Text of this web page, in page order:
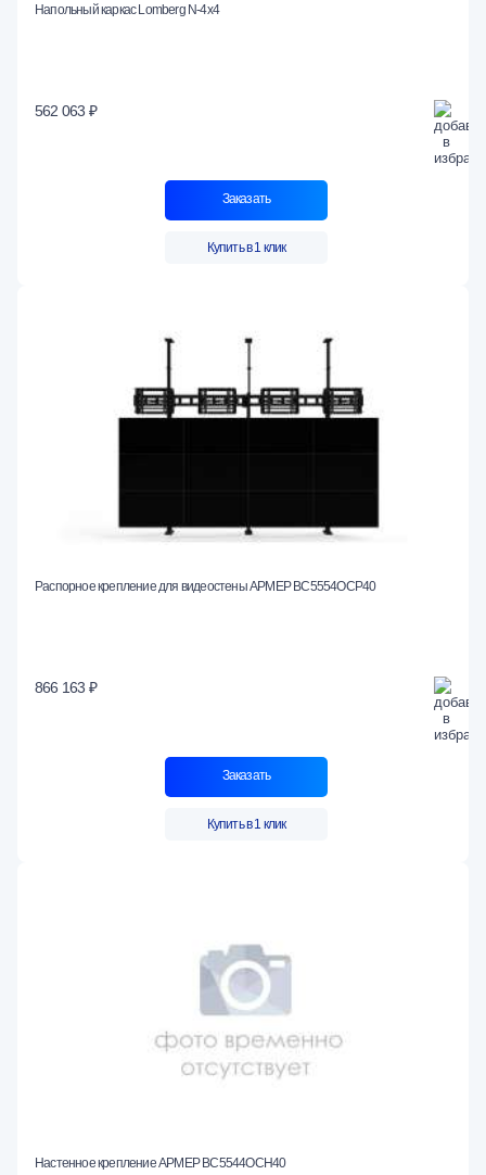
Напольный каркас Lomberg N-4х4
562 063 ₽
Заказать
Купить в 1 клик
Распорное крепление для видеостены АРМЕР ВС5554ОСР40
866 163 ₽
Заказать
Купить в 1 клик
Настенное крепление АРМЕР ВС5544ОСН40